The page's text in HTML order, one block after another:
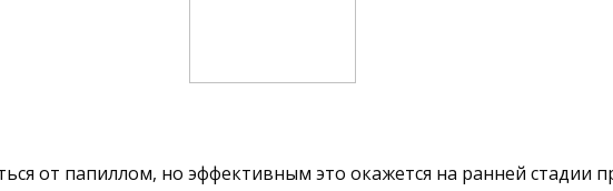
от папиллом, но эффективным это окажется на ранней стадии